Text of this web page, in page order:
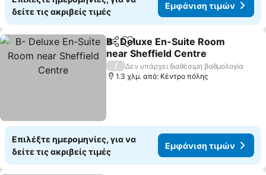
δείτε τις ακριβείς τιμές
Εμφάνιση τιμών
Κοινοποίηση
Προσθήκη στα αγαπημένα
B- Deluxe En-Suite Room
near Sheffield Centre
Εμφάνιση τιμών
/
Δεν υπάρχει διαθέσιμη βαθμολογία
1.3 χλμ. από: Κέντρο πόλης
Επιλέξτε ημερομηνίες, για να
δείτε τις ακριβείς τιμές
Εμφάνιση τιμών